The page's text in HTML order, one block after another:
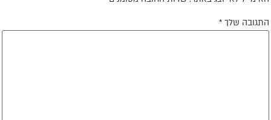
שלך*